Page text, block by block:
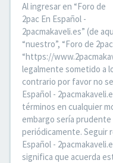
Al ingresar en “Foro de
2pac En Español -
2pacmakaveli.es” (de
“nuestro”, “Foro de
“https://
legalmente sometido a
contrario por favor no
Español -
términos en cualquier
embargo sería
periódicamente. Seguir
Español -
significa que acuerda